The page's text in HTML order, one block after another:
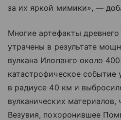
за их яркой мимики», —
Многие артефакты
утрачены в результате
вулкана Илопанго около
катастрофическое
в радиусе 40 км и
вулканических
Везувия, похоронившее